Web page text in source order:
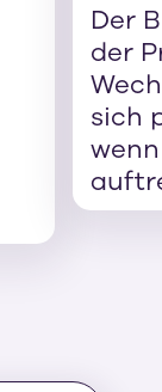
Der
der
sich